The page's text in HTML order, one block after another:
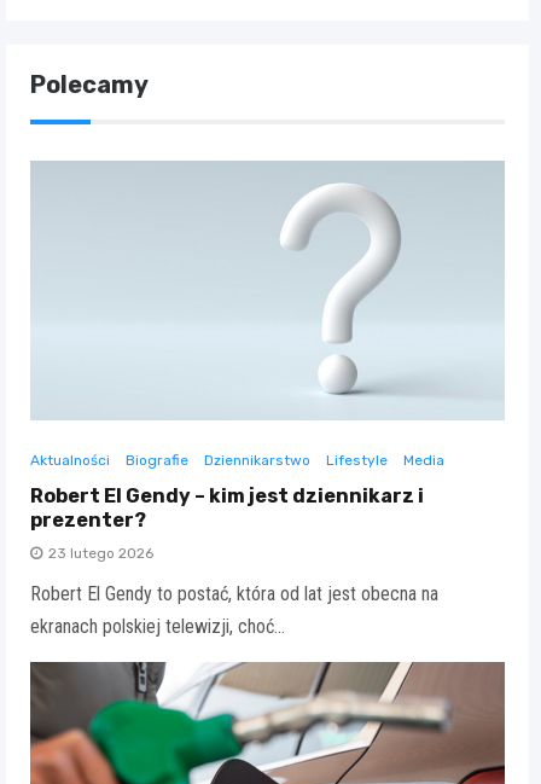
Polecamy
Aktualności Biografie Dziennikarstwo Lifestyle Media
Robert El Gendy – kim jest dziennikarz i
prezenter?
23 lutego 2026
Robert El Gendy to postać, która od lat jest obecna na
ekranach polskiej telewizji, choć…